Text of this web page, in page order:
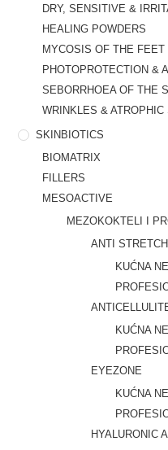
DRY, SENSITIVE &
HEALING POWDERS
MYCOSIS OF THE FEET
PHOTOPROTECTION &
SEBORRHOEA OF THE
WRINKLES & ATROPHIC
SKINBIOTICS
BIOMATRIX
FILLERS
MESOACTIVE
MEZOKOKTELI I
ANTI
KUĆNA
KUĆNA
EYEZONE
KUĆNA
HYALURONIC